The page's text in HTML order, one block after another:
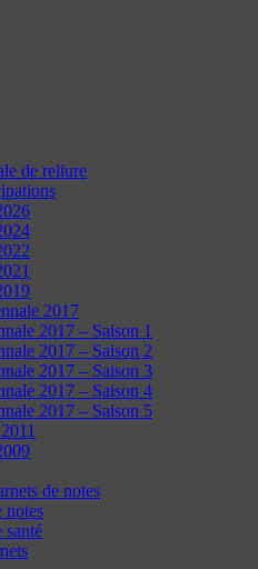
de reliure
2017
2017 – Saison 1
2017 – Saison 2
2017 – Saison 3
2017 – Saison 4
2017 – Saison 5
de notes
notes
santé